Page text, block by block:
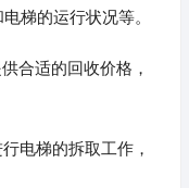
梯的运行状况等。
合适的回收价格，
电梯的拆取工作，